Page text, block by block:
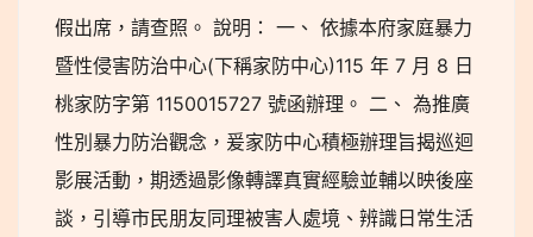
假出席，請查照。 說明： 一、 依據本府家庭暴力
暨性侵害防治中心(下稱家防中心)115 年 7 月 8 日
桃家防字第 1150015727 號函辦理。 二、 為推廣
性別暴力防治觀念，爰家防中心積極辦理旨揭巡迴
影展活動，期透過影像轉譯真實經驗並輔以映後座
談，引導市民朋友同理被害人處境、辨識日常生活